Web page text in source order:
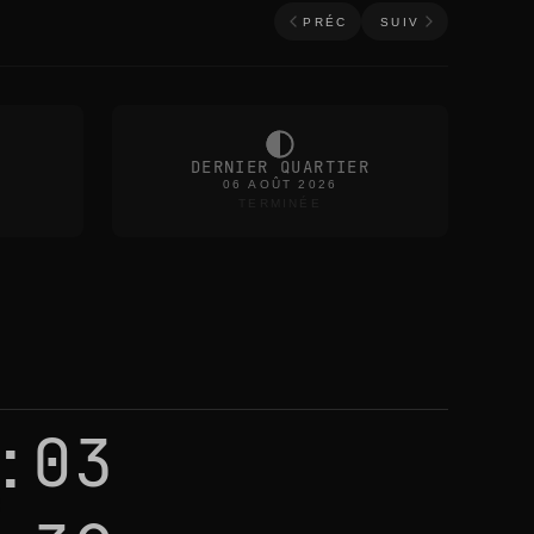
PRÉC SUIV
DERNIER QUARTIER
06 AOÛT 2026